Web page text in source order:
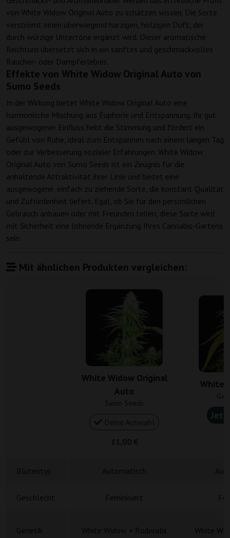
von White Widow Original Auto zu schätzen wissen. Die Sorte
verströmt einen überwiegend harzigen, holzigen Duft, der
durch würzige Untertöne ergänzt wird. Dieser aromatische
Reichtum übersetzt sich in ein sanftes und geschmackvolles
Raucher- oder Dampferlebnis.
Effekte von White Widow Original Auto von
Sumo Seeds
In der Wirkung bietet White Widow Original Auto eine
harmonische Mischung aus Euphorie und Entspannung. Ihr gut
ausgewogener Einfluss hebt die Stimmung und fördert ein
Gefühl von Ruhe, ideal zum Entspannen nach einem langen Tag
oder zur Verbesserung sozialer Erfahrungen. White Widow
Original Auto von Sumo Seeds ist ein Zeugnis für die
anhaltende Attraktivität ihrer Linie und bietet eine
ausgewogene, einfach zu ziehende Sorte, die konstant Qualität
und Zufriedenheit liefert. Egal, ob Sie für den persönlichen
Gebrauch anbauen oder mit Freunden teilen, diese Sorte wird
mit Sicherheit eine lohnende Ergänzung Ihres Cannabis-Gartens
sein.
Mit ähnlichen Produkten vergleichen:
White Widow Original
Auto
Sumo Seeds
White
Geschlecht Feminisiert